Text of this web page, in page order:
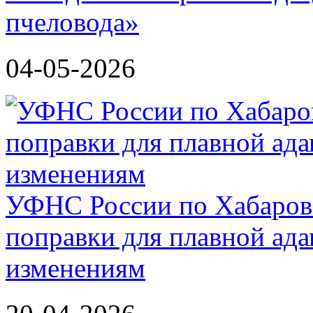
пчеловода»
04-05-2026
УФНС России по
поправки для плавной
изменениям